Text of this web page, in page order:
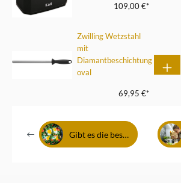
109,00 €*
Zwilling Wetzstahl
mit
Diamantbeschichtung
oval
69,95 €*
Gibt es die besten Pfannen?